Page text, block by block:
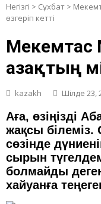
Негізгі > Сұхбат >
өзгеріп кетті
Мекемтас
Қазақтың
kazakh Шілде 23,
Аға, өзіңізді
жақсы
сөзінде
сырын
болмайды
хайуанға